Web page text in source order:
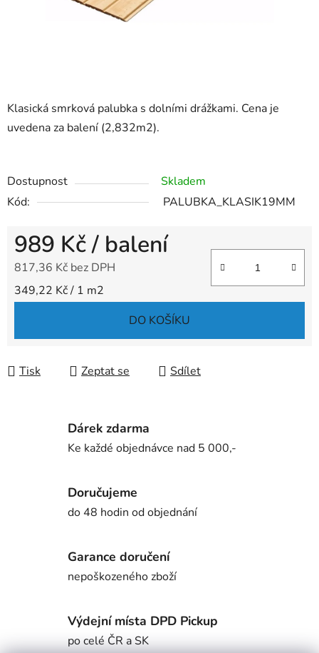
Klasická smrková palubka s dolními drážkami. Cena je
uvedena za balení (2,832m2).
Dostupnost
Skladem
Kód:
PALUBKA_KLASIK19MM
989 Kč/ balení
817,36 Kč bez DPH
Měrná cena:
349,22 Kč / 1 m2
DO KOŠÍKU
Tisk Zeptat se Sdílet
Dárek zdarma
Ke každé objednávce nad 5 000,-
Doručujeme
do 48 hodin od objednání
Garance doručení
nepoškozeného zboží
Výdejní místa DPD Pickup
po celé ČR a SK